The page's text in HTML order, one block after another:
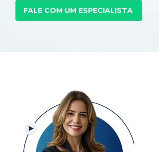
FALE COM UM ESPECIALISTA